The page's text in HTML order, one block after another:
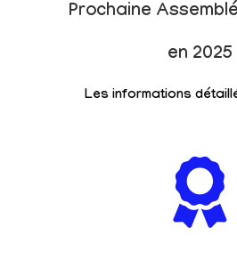
Prochaine
en 2025
Les informations